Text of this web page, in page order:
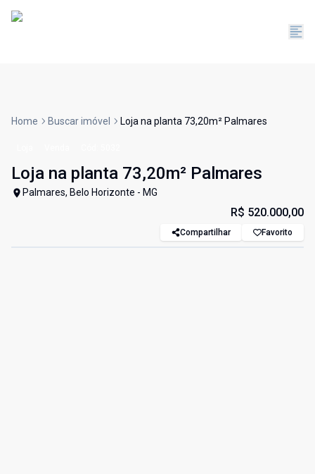
Home Buscar imóvel Loja na planta 73,20m² Palmares
Loja na planta 73,20m² Palmares
Palmares, Belo Horizonte - MG
R$ 520.000,00
Compartilhar Favorito